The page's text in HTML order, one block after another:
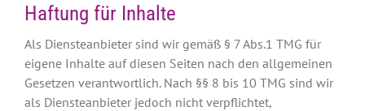
Haftung für Inhalte
Als Diensteanbieter sind wir gemäß § 7 Abs.1 TMG für
eigene Inhalte auf diesen Seiten nach den allgemeinen
Gesetzen verantwortlich. Nach §§ 8 bis 10 TMG sind wir
als Diensteanbieter jedoch nicht verpflichtet,